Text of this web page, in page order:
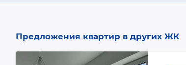
Предложения квартир в других ЖК